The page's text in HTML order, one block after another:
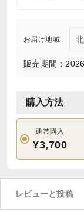
お届け地域
販売期間：
購入方法
通常購入
¥3,700
レビューと投稿